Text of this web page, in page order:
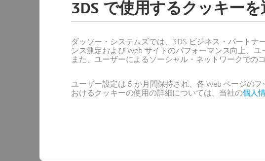
CATIA図面のイン
DraftSight 2024リリースではCATIA
し、サプライチェーンとのコラボレ
接DraftSightにインポートし、DWG
くことができるようになり、手作業
3DS で使用するクッキー
ダッソー・システムズでは、3DS ビジネス・パート
ンス測定および Web サイトのパフォーマンス向上、
また、ユーザーによるソーシャル・ネットワークでの
ユーザー設定は 6 か月間保持され、各 Web ページの
おけるクッキーの使用の詳細については、当社の個人